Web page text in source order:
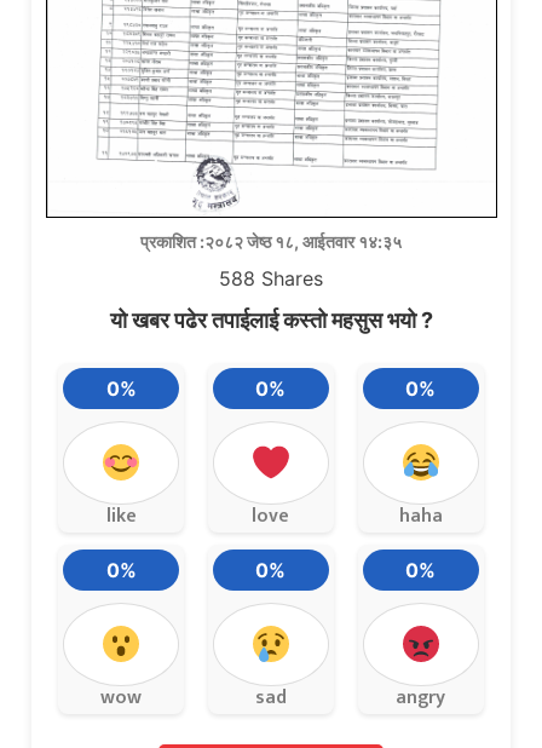
प्रकाशित :२०८२ जेष्ठ १८, आईतवार १४:३५
588 Shares
यो खबर पढेर तपाईलाई कस्तो महसुस भयो ?
0%
like
0%
love
0%
haha
0%
wow
0%
sad
0%
angry